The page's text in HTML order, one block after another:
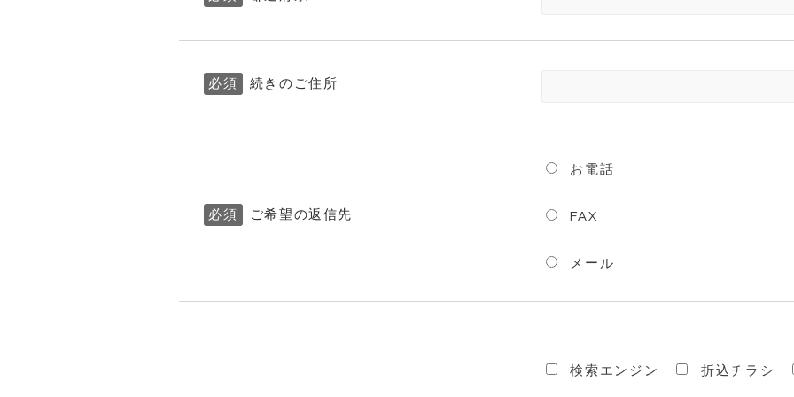
必須 続きのご住所
必須 ご希望の返信先
お電話
FAX
メール
検索エンジン 折込チラシ